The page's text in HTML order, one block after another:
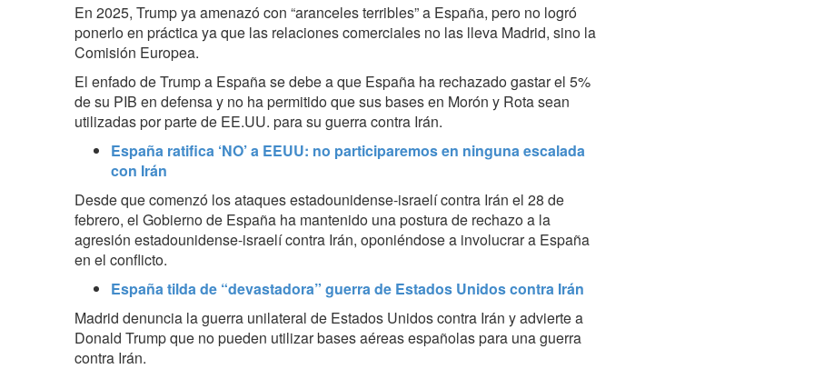
En 2025, Trump ya amenazó con “aranceles terribles” a España, pero no logró
ponerlo en práctica ya que las relaciones comerciales no las lleva Madrid, sino la
Comisión Europea.
El enfado de Trump a España se debe a que España ha rechazado gastar el 5%
de su PIB en defensa y no ha permitido que sus bases en Morón y Rota sean
utilizadas por parte de EE.UU. para su guerra contra Irán.
España ratifica ‘NO’ a EEUU: no participaremos en ninguna escalada
con Irán
Desde que comenzó los ataques estadounidense-israelí contra Irán el 28 de
febrero, el Gobierno de España ha mantenido una postura de rechazo a la
agresión estadounidense-israelí contra Irán, oponiéndose a involucrar a España
en el conflicto.
España tilda de “devastadora” guerra de Estados Unidos contra Irán
Madrid denuncia la guerra unilateral de Estados Unidos contra Irán y advierte a
Donald Trump que no pueden utilizar bases aéreas españolas para una guerra
contra Irán.